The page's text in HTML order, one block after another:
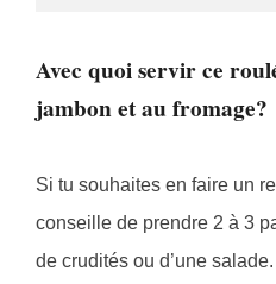
Avec quoi servir ce
jambon et au fromage?
Si tu souhaites en faire un
conseille de prendre 2 à 3
de crudités ou d’une